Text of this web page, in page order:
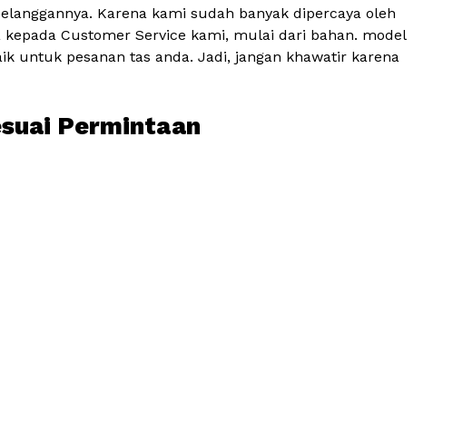
Karena kami sudah banyak dipercaya oleh
Customer Service kami, mulai dari bahan. model
untuk pesanan tas anda. Jadi, jangan khawatir karena
Permintaan